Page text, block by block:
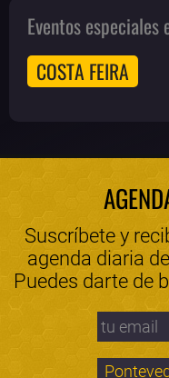
Eventos especiales
COSTA FEIRA
Suscríbete y
agenda diaria
Puedes darte de